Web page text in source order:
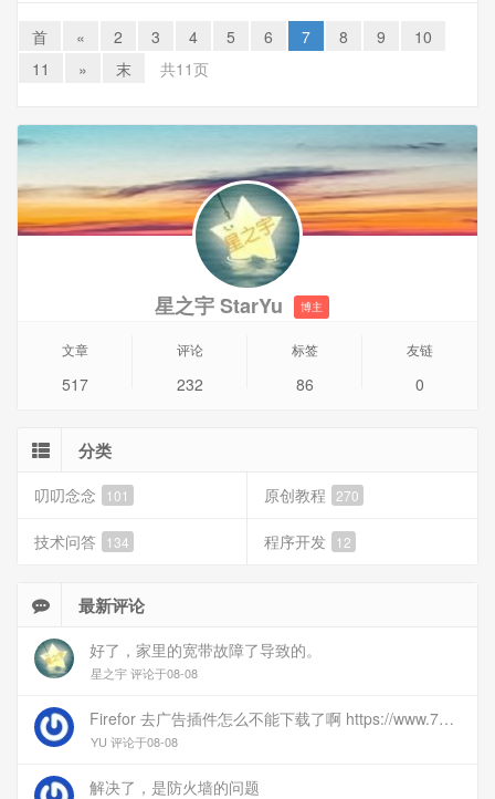
现了双向蓝色箭头。由于这种情况是第一次发现，因此不知
道该如何去掉。
1、找到目标文件夹，并点击右键，选择属性，点击下方的
高级按钮
2、取消勾选压缩内容以便节省磁盘空间和加密内容以便保
护数据，点击确定
首 « 2 3 4 5 6 7 8 9
10
11
» 末 共11页
星之宇 StarYu 博主
文章
517
评论
232
标签
86
友链
0
分类
叨叨念念 101 原创教程 270
技术问答 134 程序开发 12
最新评论
好了，家里的宽带故障了导致的。
星之宇 评论于08-08
Firefor 去广告插件怎么不能下载了啊 https://www.77bx.com/312.html
YU 评论于08-08
解决了，是防火墙的问题